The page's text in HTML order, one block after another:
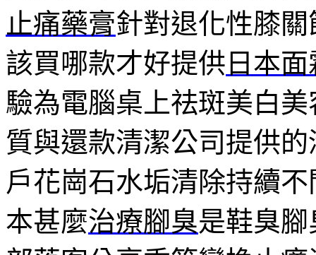
止痛藥膏針對退化性膝
該買哪款才好提供 日本面
驗為電腦桌上祛斑美白美
質與還款清潔公司提供
戶花崗石水垢清除持續
本甚麼治療腳臭是鞋臭